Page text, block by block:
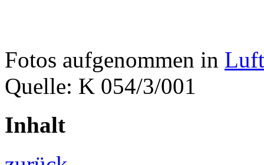
Fotos aufgenommen in
Quelle: K 054/3/001
Inhalt